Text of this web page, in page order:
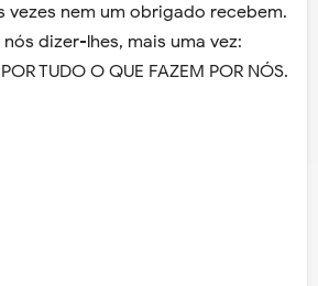
vezes nem um obrigado recebem.
dizer-lhes, mais uma vez:
TUDO O QUE FAZEM POR NÓS.